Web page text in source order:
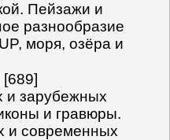
Пейзажи и
разнообразие
моря, озёра и
[689]
и зарубежных
и гравюры.
и современных